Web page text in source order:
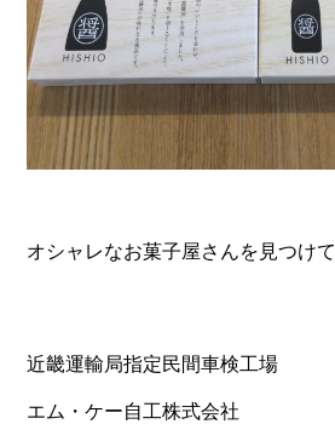
オシャレなお菓子屋さんを見つけて
近畿運輸局指定民間車検工場
エム・ケー自工株式会社